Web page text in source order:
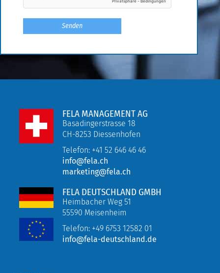
FELA MANAGEMENT AG
Basadingerstrasse 18
CH-8253 Diessenhofen
Telefon: +41 52 646 46 46
info@fela.ch
marketing@fela.ch
FELA DEUTSCHLAND GMBH
Heimbacher Weg 51
55590 Meisenheim
Telefon: +49 6753 12582 01
info@fela-deutschland.de